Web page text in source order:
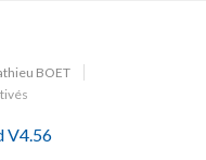
BOET
V4.56